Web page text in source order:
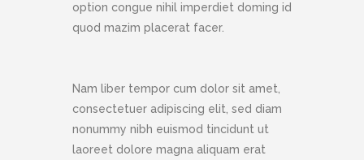
option congue nihil imperdiet doming id
quod mazim placerat facer.
Nam liber tempor cum dolor sit amet,
consectetuer adipiscing elit, sed diam
nonummy nibh euismod tincidunt ut
laoreet dolore magna aliquam erat